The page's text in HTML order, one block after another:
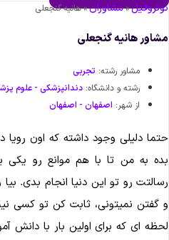
»مشاوران»هانیه گنجعلی
هانیه گنجعلی
مشاور رشته:تجربی
رشته و دانشگاه:دندانپزشکی - علوم
از شهر:اصفهان - اصفهان
دلیلی وجود داشته که اون
به من تا با هم موانع رو یکی
رو تو این دنیا انجام بدی.
گفتن نمیتونی، ثابت کن تو کسی
ای که برای اولین بار با دانش